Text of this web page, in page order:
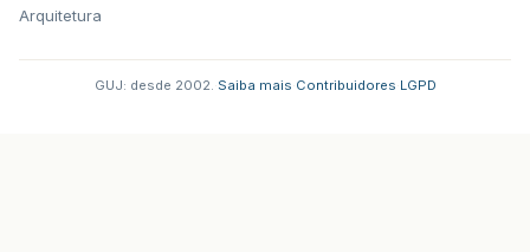
Arquitetura
GUJ: desde 2002. Saiba mais Contribuidores LGPD